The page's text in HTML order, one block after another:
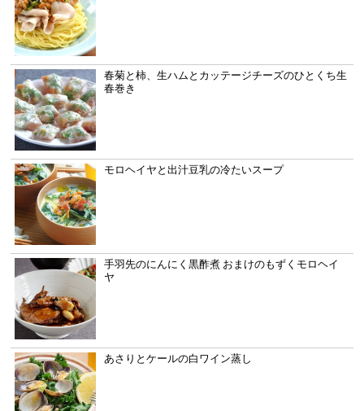
春菊と柿、生ハムとカッテージチーズのひとくち生
春巻き
モロヘイヤと出汁豆乳の冷たいスープ
手羽先のにんにく黒酢煮 おまけのもずくモロヘイ
ヤ
あさりとケールの白ワイン蒸し